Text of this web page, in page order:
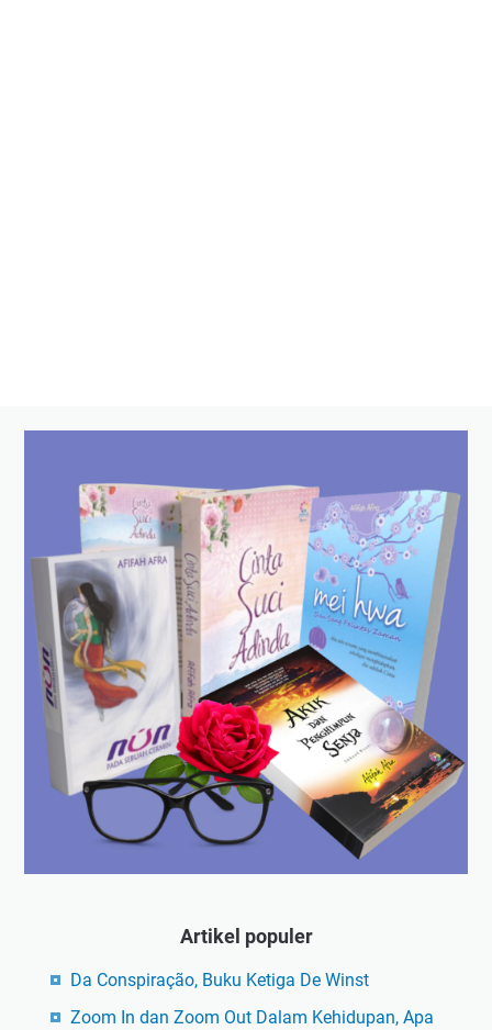
Artikel populer
Da Conspiração, Buku Ketiga De Winst
Zoom In dan Zoom Out Dalam Kehidupan, Apa